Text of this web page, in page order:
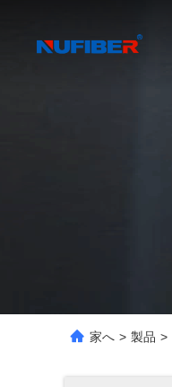
家へ > 製品 >